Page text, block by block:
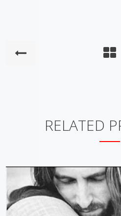
RELATED